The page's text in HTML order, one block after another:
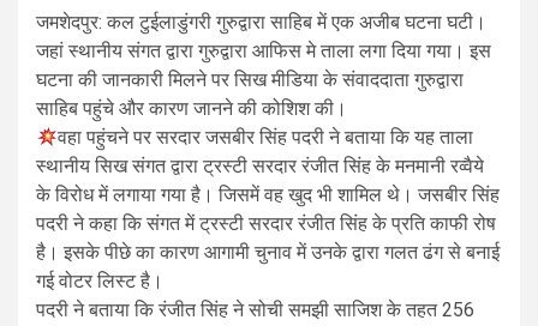
जमशेदपुर: कल टुईलाडुंगरी गुरुद्वारा साहिब में एक अजीब घटना घटी।
जहां स्थानीय संगत द्वारा गुरुद्वारा आफिस मे ताला लगा दिया गया। इस
घटना की जानकारी मिलने पर सिख मीडिया के संवाददाता गुरुद्वारा
साहिब पहुंचे और कारण जानने की कोशिश की।
वहा पहुंचने पर सरदार जसबीर सिंह पदरी ने बताया कि यह ताला
स्थानीय सिख संगत द्वारा ट्रस्टी सरदार रंजीत सिंह के मनमानी रव्वैये
के विरोध में लगाया गया है। जिसमें वह खुद भी शामिल थे। जसबीर सिंह
पदरी ने कहा कि संगत में ट्रस्टी सरदार रंजीत सिंह के प्रति काफी रोष
है। इसके पीछे का कारण आगामी चुनाव में उनके द्वारा गलत ढंग से बनाई
गई वोटर लिस्ट है।
पदरी ने बताया कि रंजीत सिंह ने सोची समझी साजिश के तहत 256